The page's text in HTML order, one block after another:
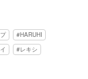
HARUHI
レキシ